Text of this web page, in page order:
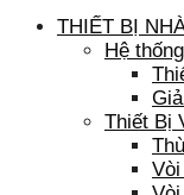
THIẾT BỊ
Hệ
Thiết Bị